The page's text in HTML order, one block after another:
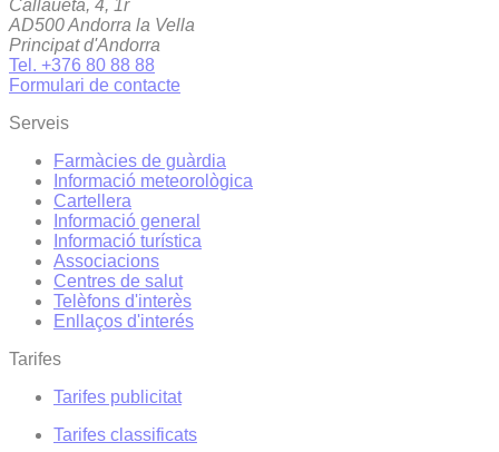
Callaueta, 4, 1r
AD500 Andorra la Vella
Principat d'Andorra
Tel. +376 80 88 88
Formulari de contacte
Serveis
Farmàcies de guàrdia
Informació meteorològica
Cartellera
Informació general
Informació turística
Associacions
Centres de salut
Telèfons d'interès
Enllaços d'interés
Tarifes
Tarifes publicitat
Tarifes classificats